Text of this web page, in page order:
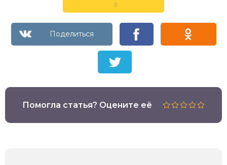
0
Помогла статья? Оцените её